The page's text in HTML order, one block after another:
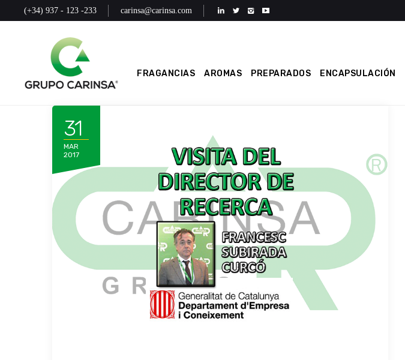
(+34) 937 - 123 -233 carinsa@carinsa.com
FRAGANCIAS AROMAS PREPARADOS ENCAPSULACIÓN
31
MAR
2017